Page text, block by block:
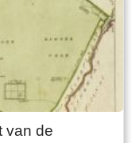
van de